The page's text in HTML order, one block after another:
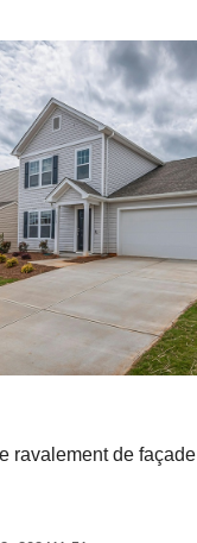
ravalement de façade